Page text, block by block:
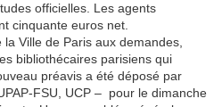
officielles. Les agents
cinquante euros net.
Ville de Paris aux demandes,
bibliothécaires parisiens qui
préavis a été déposé par
FSU, UCP – pour le dimanche